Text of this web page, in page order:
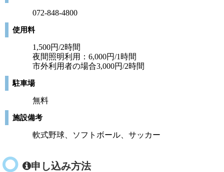
072-848-4800
使用料
1,500円/2時間
夜間照明利用：6,000円/1時間
市外利用者の場合3,000円/2時間
駐車場
無料
施設備考
軟式野球、ソフトボール、サッカー
申し込み方法